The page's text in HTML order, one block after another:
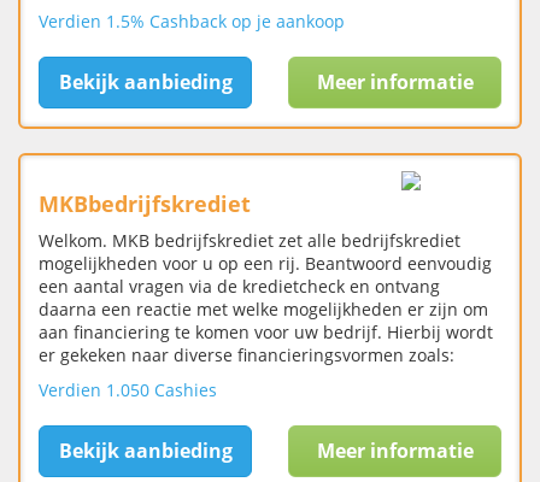
Verdien 1.5% Cashback op je aankoop
Bekijk aanbieding Meer informatie
MKBbedrijfskrediet
Welkom. MKB bedrijfskrediet zet alle bedrijfskrediet
mogelijkheden voor u op een rij. Beantwoord eenvoudig
een aantal vragen via de kredietcheck en ontvang
daarna een reactie met welke mogelijkheden er zijn om
aan financiering te komen voor uw bedrijf. Hierbij wordt
er gekeken naar diverse financieringsvormen zoals:
Verdien 1.050 Cashies
Bekijk aanbieding Meer informatie